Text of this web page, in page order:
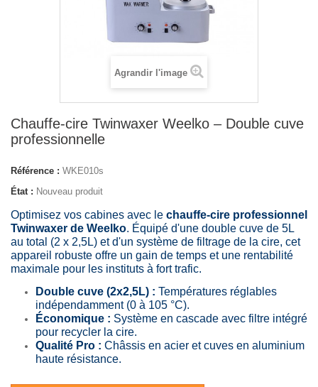
Agrandir l'image
Chauffe‑cire Twinwaxer Weelko – Double cuve
professionnelle
Référence : WKE010s
État : Nouveau produit
Optimisez vos cabines avec le chauffe-cire professionnel
Twinwaxer de Weelko. Équipé d'une double cuve de 5L
au total (2 x 2,5L) et d'un système de filtrage de la cire, cet
appareil robuste offre un gain de temps et une rentabilité
maximale pour les instituts à fort trafic.
Double cuve (2x2,5L) : Températures réglables
indépendamment (0 à 105 °C).
Économique : Système en cascade avec filtre intégré
pour recycler la cire.
Qualité Pro : Châssis en acier et cuves en aluminium
haute résistance.